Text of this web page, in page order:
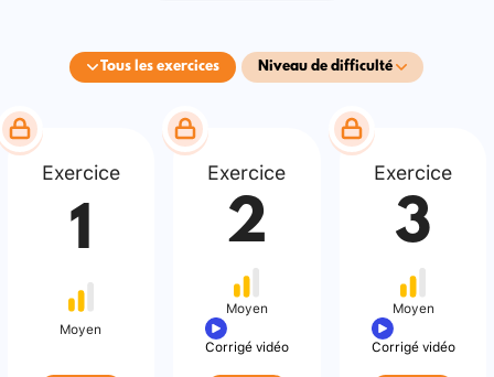
Tous les exercices Niveau de difficulté
Exercice
1
Moyen
Exercice
2
Moyen
Corrigé vidéo
Exercice
3
Moyen
Corrigé vidéo